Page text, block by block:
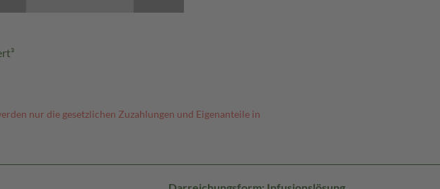
nur die gesetzlichen Zuzahlungen und Eigenanteile in